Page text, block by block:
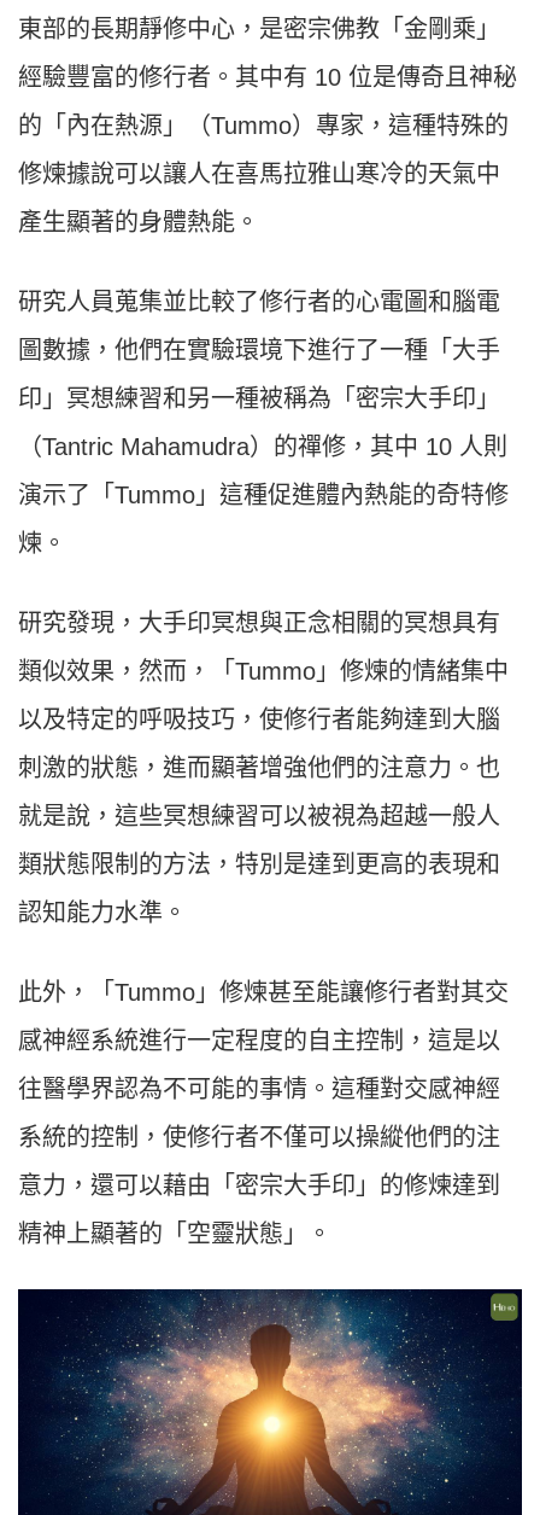
東部的長期靜修中心，是密宗佛教「金剛乘」
經驗豐富的修行者。其中有 10 位是傳奇且神秘
的「內在熱源」（Tummo）專家，這種特殊的
修煉據說可以讓人在喜馬拉雅山寒冷的天氣中
產生顯著的身體熱能。
研究人員蒐集並比較了修行者的心電圖和腦電
圖數據，他們在實驗環境下進行了一種「大手
印」冥想練習和另一種被稱為「密宗大手印」
（Tantric Mahamudra）的禪修，其中 10 人則
演示了「Tummo」這種促進體內熱能的奇特修
煉。
研究發現，大手印冥想與正念相關的冥想具有
類似效果，然而，「Tummo」修煉的情緒集中
以及特定的呼吸技巧，使修行者能夠達到大腦
刺激的狀態，進而顯著增強他們的注意力。也
就是說，這些冥想練習可以被視為超越一般人
類狀態限制的方法，特別是達到更高的表現和
認知能力水準。
此外，「Tummo」修煉甚至能讓修行者對其交
感神經系統進行一定程度的自主控制，這是以
往醫學界認為不可能的事情。這種對交感神經
系統的控制，使修行者不僅可以操縱他們的注
意力，還可以藉由「密宗大手印」的修煉達到
精神上顯著的「空靈狀態」。